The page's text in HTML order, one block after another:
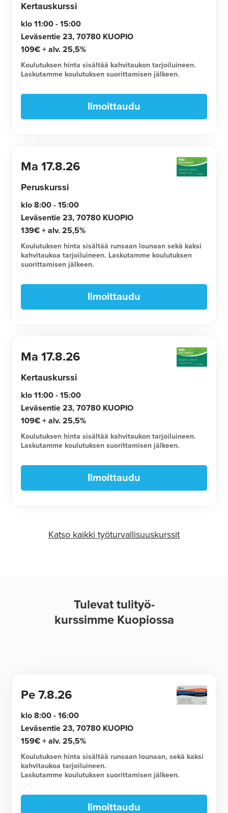
Kertauskurssi
klo 11:00 - 15:00
Leväsentie 23, 70780 KUOPIO
109€ + alv. 25,5%
Koulutuksen hinta sisältää kahvitaukon tarjoiluineen.
Laskutamme koulutuksen suorittamisen jälkeen.
Ilmoittaudu
Ma 17.8.26
Peruskurssi
klo 8:00 - 15:00
Leväsentie 23, 70780 KUOPIO
139€ + alv. 25,5%
Koulutuksen hinta sisältää runsaan lounaan sekä kaksi
kahvitaukoa tarjoiluineen. Laskutamme koulutuksen
suorittamisen jälkeen.
Ilmoittaudu
Ma 17.8.26
Kertauskurssi
klo 11:00 - 15:00
Leväsentie 23, 70780 KUOPIO
109€ + alv. 25,5%
Koulutuksen hinta sisältää kahvitaukon tarjoiluineen.
Laskutamme koulutuksen suorittamisen jälkeen.
Ilmoittaudu
Katso kaikki työturvallisuuskurssit
Tulevat tulityö-
kurssimme Kuopiossa
Pe 7.8.26
klo 8:00 - 16:00
Leväsentie 23, 70780 KUOPIO
159€ + alv. 25,5%
Koulutuksen hinta sisältää runsaan lounaan, sekä kaksi
kahvitaukoa tarjoiluineen.
Laskutamme koulutuksen suorittamisen jälkeen.
Ilmoittaudu